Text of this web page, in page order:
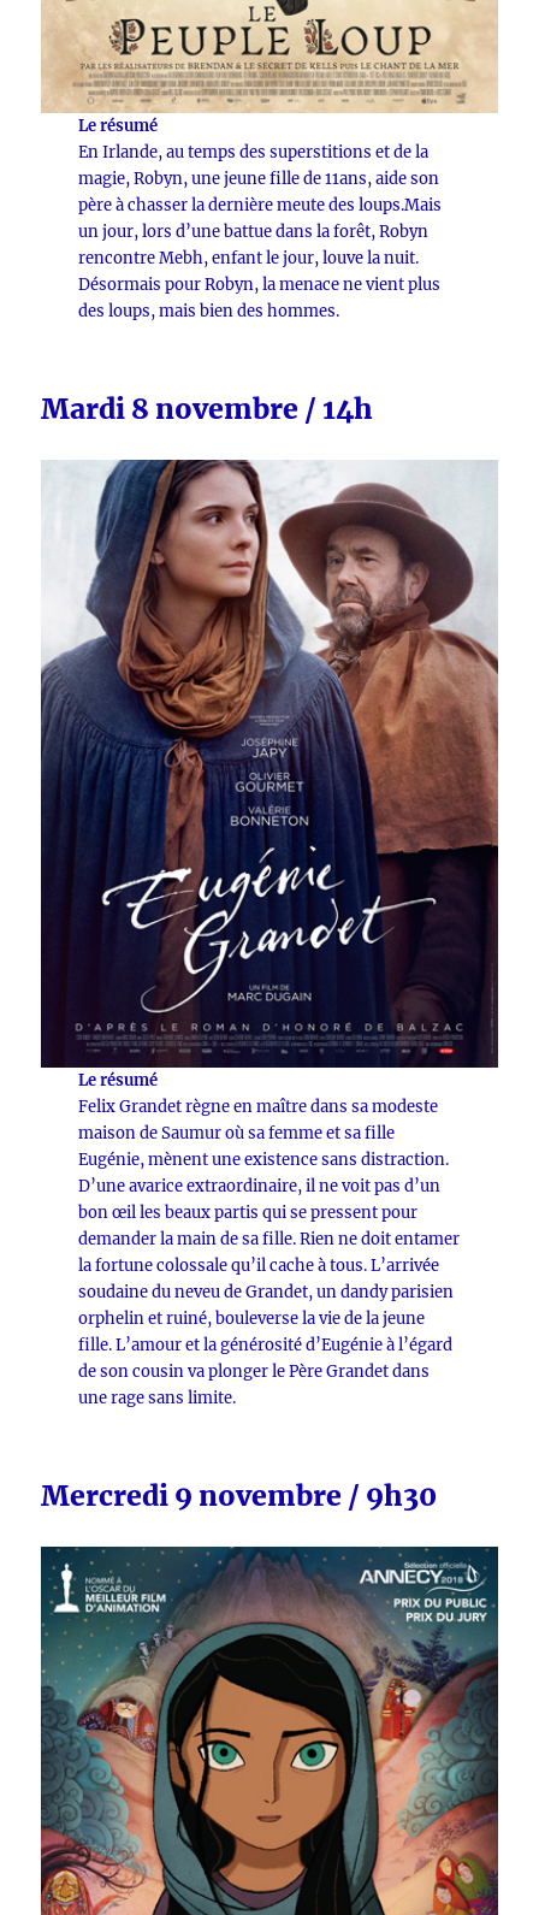
Le résumé
En Irlande, au temps des superstitions et de la
magie, Robyn, une jeune fille de 11ans, aide son
père à chasser la dernière meute des loups.Mais
un jour, lors d’une battue dans la forêt, Robyn
rencontre Mebh, enfant le jour, louve la nuit.
Désormais pour Robyn, la menace ne vient plus
des loups, mais bien des hommes.
Mardi 8 novembre / 14h
Le résumé
Felix Grandet règne en maître dans sa modeste
maison de Saumur où sa femme et sa fille
Eugénie, mènent une existence sans distraction.
D’une avarice extraordinaire, il ne voit pas d’un
bon œil les beaux partis qui se pressent pour
demander la main de sa fille. Rien ne doit entamer
la fortune colossale qu’il cache à tous. L’arrivée
soudaine du neveu de Grandet, un dandy parisien
orphelin et ruiné, bouleverse la vie de la jeune
fille. L’amour et la générosité d’Eugénie à l’égard
de son cousin va plonger le Père Grandet dans
une rage sans limite.
Mercredi 9 novembre / 9h30